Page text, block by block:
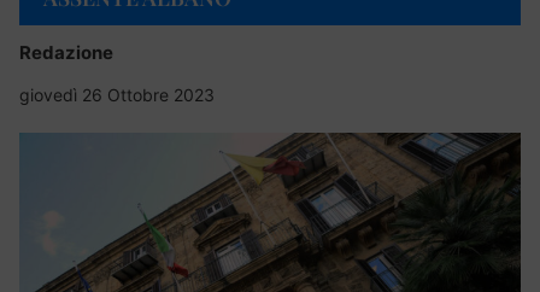
Redazione
giovedì 26 Ottobre 2023